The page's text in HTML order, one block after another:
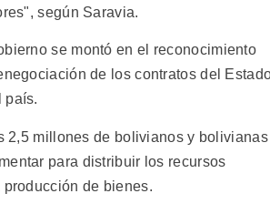
según Saravia.
se montó en el reconocimiento
de los contratos del
país.
2,5 millones de bolivianos y bolivianas
para distribuir los recursos
de bienes.